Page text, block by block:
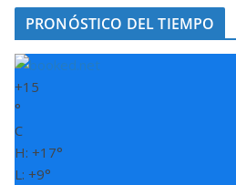
PRONÓSTICO DEL TIEMPO
+15
°
C
H: +17°
L: +9°